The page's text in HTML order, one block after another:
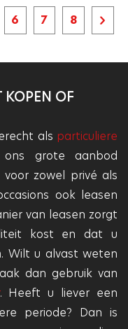
6 7 8
KOPEN OF
als particuliere
grote aanbod
zowel privé als
ook leasen
van leasen zorgt
kost en dat u
Wilt u alvast weten
dan gebruik van
. Heeft u liever een
periode? Dan is